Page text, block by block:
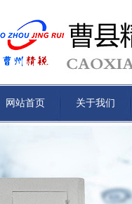
网站首页 关于我们